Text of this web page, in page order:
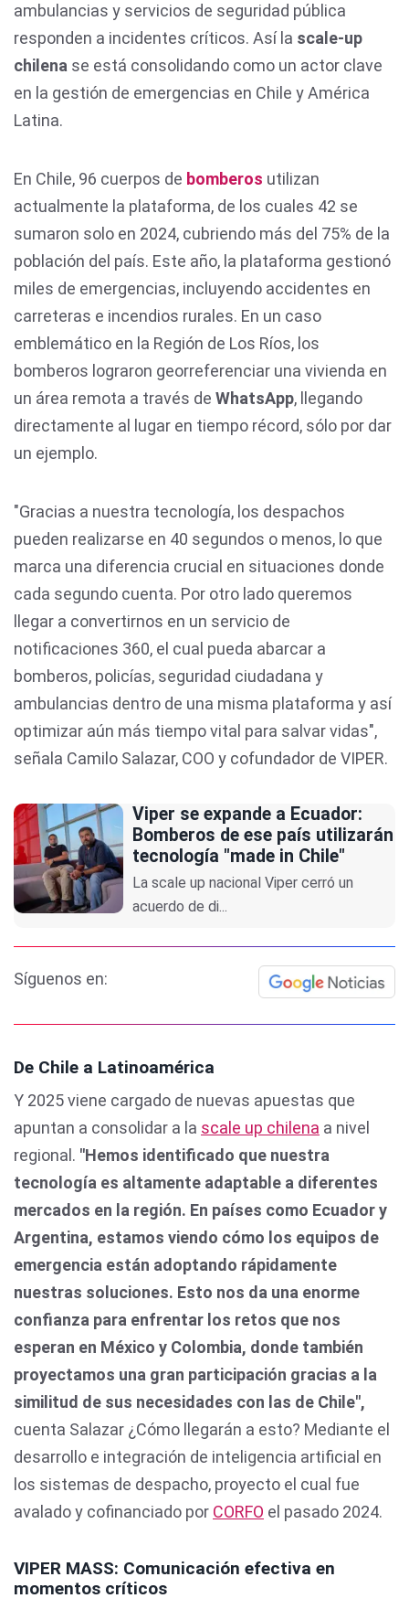
ambulancias y servicios de seguridad pública
responden a incidentes críticos. Así la scale-up
chilena se está consolidando como un actor clave
en la gestión de emergencias en Chile y América
Latina.
En Chile, 96 cuerpos de bomberos utilizan
actualmente la plataforma, de los cuales 42 se
sumaron solo en 2024, cubriendo más del 75% de la
población del país. Este año, la plataforma gestionó
miles de emergencias, incluyendo accidentes en
carreteras e incendios rurales. En un caso
emblemático en la Región de Los Ríos, los
bomberos lograron georreferenciar una vivienda en
un área remota a través de WhatsApp, llegando
directamente al lugar en tiempo récord, sólo por dar
un ejemplo.
"Gracias a nuestra tecnología, los despachos
pueden realizarse en 40 segundos o menos, lo que
marca una diferencia crucial en situaciones donde
cada segundo cuenta. Por otro lado queremos
llegar a convertirnos en un servicio de
notificaciones 360, el cual pueda abarcar a
bomberos, policías, seguridad ciudadana y
ambulancias dentro de una misma plataforma y así
optimizar aún más tiempo vital para salvar vidas",
señala Camilo Salazar, COO y cofundador de VIPER.
Viper se expande a Ecuador:
Bomberos de ese país utilizarán
tecnología "made in Chile"
La scale up nacional Viper cerró un
acuerdo de di...
Síguenos en:
De Chile a Latinoamérica
Y 2025 viene cargado de nuevas apuestas que
apuntan a consolidar a la scale up chilena a nivel
regional. "Hemos identificado que nuestra
tecnología es altamente adaptable a diferentes
mercados en la región. En países como Ecuador y
Argentina, estamos viendo cómo los equipos de
emergencia están adoptando rápidamente
nuestras soluciones. Esto nos da una enorme
confianza para enfrentar los retos que nos
esperan en México y Colombia, donde también
proyectamos una gran participación gracias a la
similitud de sus necesidades con las de Chile",
cuenta Salazar ¿Cómo llegarán a esto? Mediante el
desarrollo e integración de inteligencia artificial en
los sistemas de despacho, proyecto el cual fue
avalado y cofinanciado por CORFO el pasado 2024.
VIPER MASS: Comunicación efectiva en
momentos críticos